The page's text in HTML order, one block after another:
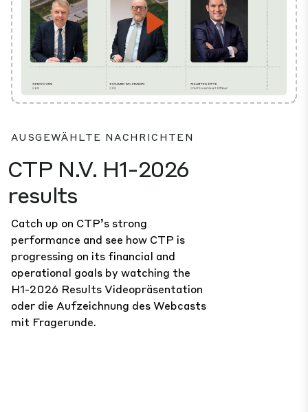
Mute Settings
Play
AUSGEWÄHLTE NACHRICHTEN
CTP N.V. H1-2026
results
Catch up on CTP’s strong
performance and see how CTP is
progressing on its financial and
operational goals by watching the
H1-2026 ResultsVideopräsentation
oder die Aufzeichnung des Webcasts
mit Fragerunde.